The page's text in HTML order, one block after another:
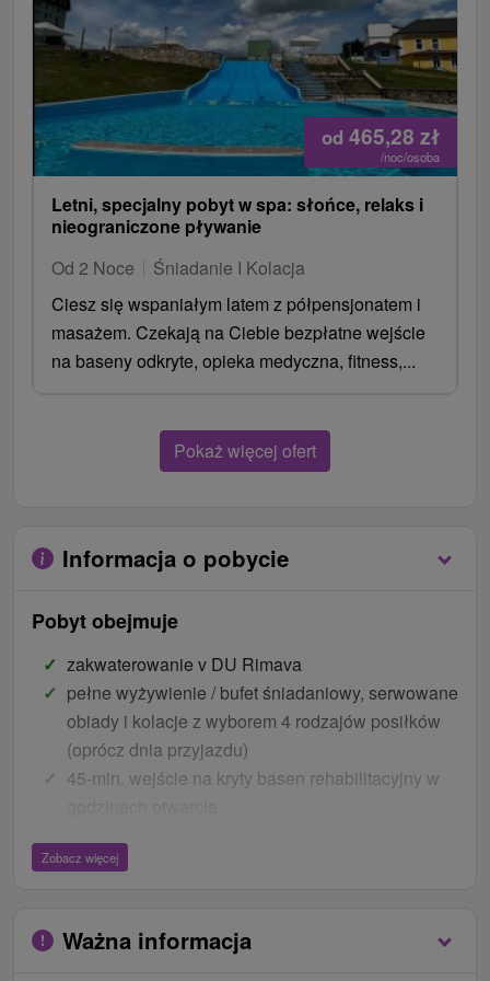
od 465,28 zł
/noc/osoba
Letni, specjalny pobyt w spa: słońce, relaks i
nieograniczone pływanie
Od 2 Noce
Śniadanie I Kolacja
Ciesz się wspaniałym latem z półpensjonatem i
masażem. Czekają na Ciebie bezpłatne wejście
na baseny odkryte, opieka medyczna, fitness,...
Pokaż więcej ofert
Informacja o pobycie
Pobyt obejmuje
zakwaterowanie v DU Rimava
pełne wyżywienie / bufet śniadaniowy, serwowane
obiady i kolacje z wyborem 4 rodzajów posiłków
(oprócz dnia przyjazdu)
45-min. wejście na kryty basen rehabilitacyjny w
15 zabiegów leczniczych
Zobacz więcej
Ważna informacja